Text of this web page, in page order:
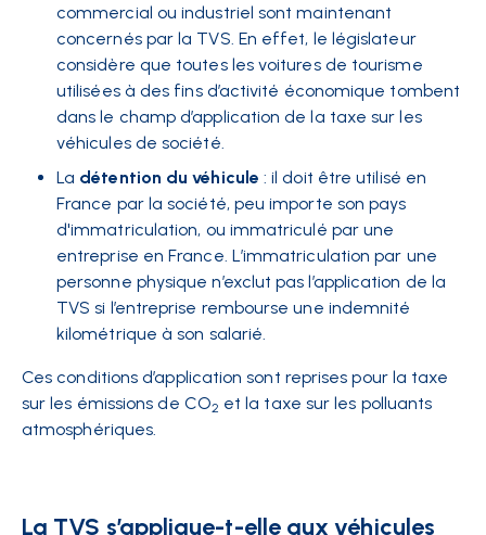
commercial ou industriel sont maintenant
concernés par la TVS. En effet, le législateur
considère que toutes les voitures de tourisme
utilisées à des fins d’activité économique tombent
dans le champ d’application de la taxe sur les
véhicules de société.
La détention du véhicule: il doit être utilisé en
France par la société, peu importe son pays
d'immatriculation, ou immatriculé par une
entreprise en France. L’immatriculation par une
personne physique n’exclut pas l’application de la
TVS si l’entreprise rembourse une indemnité
kilométrique à son salarié.
Ces conditions d’application sont reprises pour la taxe
sur les émissions de CO2 et la taxe sur les polluants
atmosphériques.
La TVS s’applique-t-elle aux véhicules